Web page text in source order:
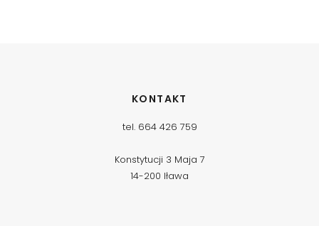
KONTAKT
tel. 664 426 759
Konstytucji 3 Maja 7
14-200 Iława